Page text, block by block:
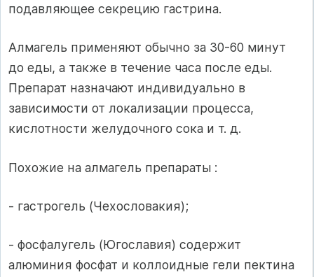
подавляющее секрецию гастрина.
Алмагель применяют обычно за 30-60 минут
до еды, а также в течение часа после еды.
Препарат назначают индивидуально в
зависимости от локализации процесса,
кислотности желудочного сока и т. д.
Похожие на алмагель препараты :
- гастрогель (Чехословакия);
- фосфалугель (Югославия) содержит
алюминия фосфат и коллоидные гели пектина